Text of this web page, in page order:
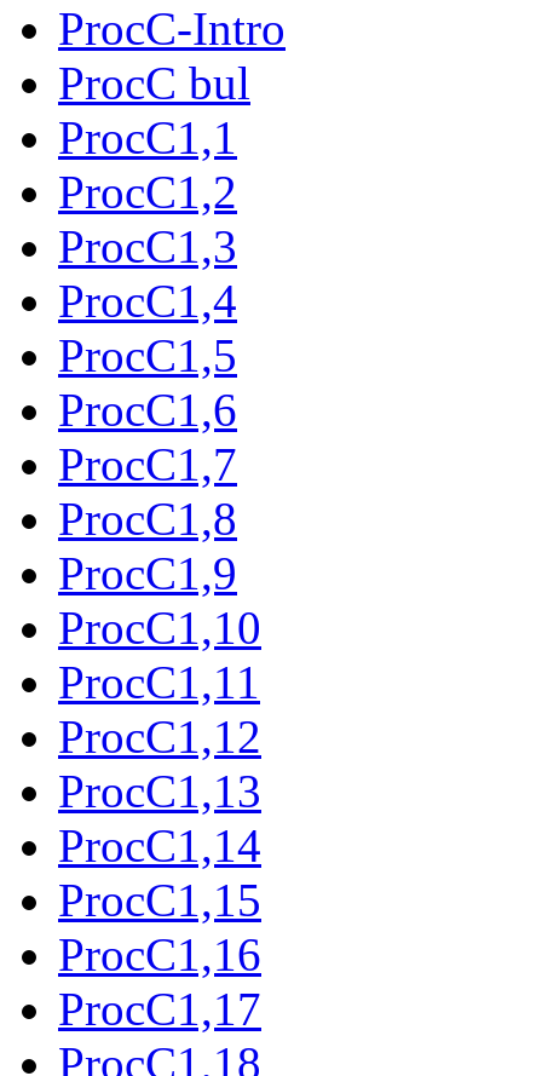
ProcC-Intro
ProcC bul
ProcC1,1
ProcC1,2
ProcC1,3
ProcC1,4
ProcC1,5
ProcC1,6
ProcC1,7
ProcC1,8
ProcC1,9
ProcC1,10
ProcC1,11
ProcC1,12
ProcC1,13
ProcC1,14
ProcC1,15
ProcC1,16
ProcC1,17
ProcC1,18